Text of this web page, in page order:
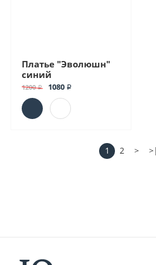
Платье "Эволюшн"
синий
1200 ₽ 1080 ₽
1 2 > >|